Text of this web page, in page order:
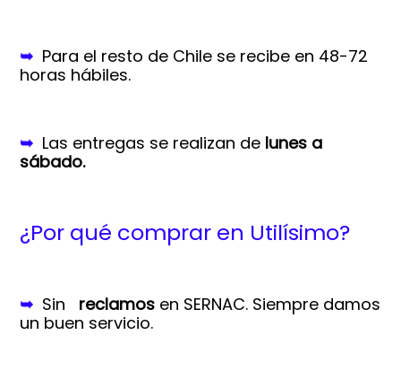
➥ Para el resto de Chile se recibe en 48-72
horas hábiles.
➥ Las entregas se realizan de lunes a
sábado.
¿Por qué comprar en Utilísimo?
➥ Sin reclamos en SERNAC. Siempre damos
un buen servicio.